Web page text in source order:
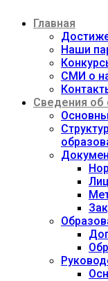
содержимому
Главная
Наши
СМИ о
Сведения об